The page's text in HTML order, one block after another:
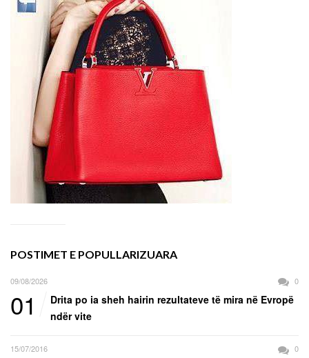
POSTIMET E POPULLARIZUARA
09/08/2026 0
01
Drita po ia sheh hairin rezultateve të mira në Evropë
ndër vite
15/07/2016 0